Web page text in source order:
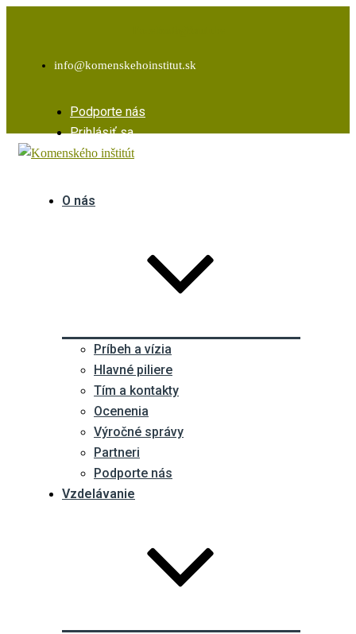
info@komenskehoinstitut.sk
Podporte nás
Prihlásiť sa
O nás
Príbeh a vízia
Hlavné piliere
Tím a kontakty
Ocenenia
Výročné správy
Partneri
Podporte nás
Vzdelávanie